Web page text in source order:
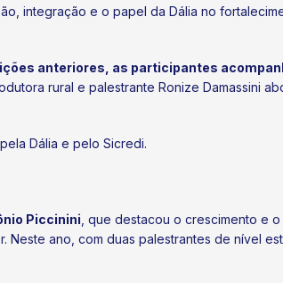
integração e o papel da Dália no
anteriores, as participantes
rural e palestrante Ronize Damassini
Dália e pelo Sicredi.
Piccinini , que destacou o crescimento e
Neste ano, com duas palestrantes de nível